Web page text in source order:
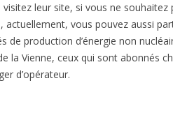
leur site, si vous ne souhaitez
actuellement, vous pouvez aussi
de production d’énergie non
la Vienne, ceux qui sont abonnés
d’opérateur.